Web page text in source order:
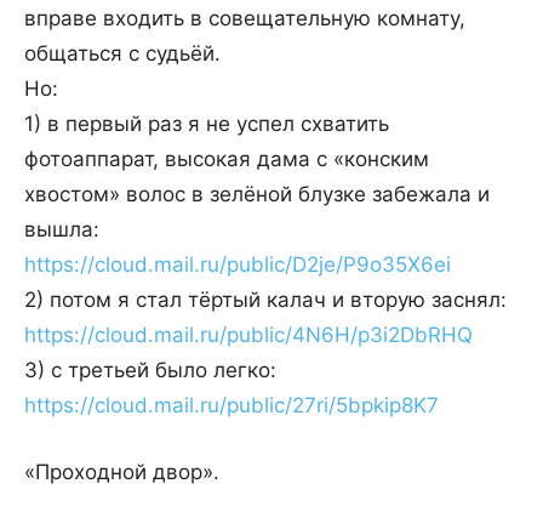
вправе входить в совещательную комнату,
общаться с судьёй.
Но:
1) в первый раз я не успел схватить
фотоаппарат, высокая дама с «конским
хвостом» волос в зелёной блузке забежала и
вышла:
https://cloud.mail.ru/public/D2je/P9o35X6ei
2) потом я стал тёртый калач и вторую заснял:
https://cloud.mail.ru/public/4N6H/p3i2DbRHQ
3) с третьей было легко:
https://cloud.mail.ru/public/27ri/5bpkip8K7
«Проходной двор».